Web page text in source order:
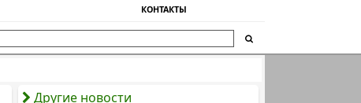
КОНТАКТЫ
Другие новости